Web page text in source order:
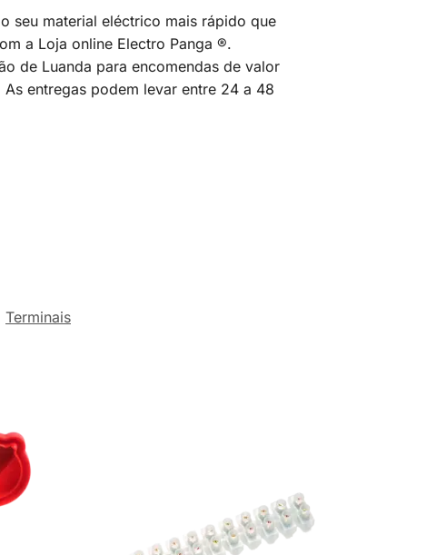
seu material eléctrico mais rápido que
a Loja online Electro Panga ®.
de Luanda para encomendas de valor
entregas podem levar entre 24 a 48
Terminais